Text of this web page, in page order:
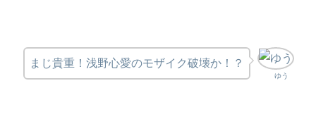
ゆう
まじ貴重！浅野心愛のモザイク破壊か！？